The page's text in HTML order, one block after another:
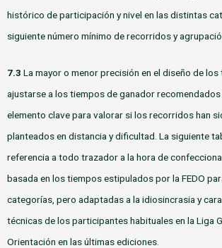
histórico de participación y nivel en las distintas
siguiente número mínimo de recorridos y
7.3 La mayor o menor precisión en el diseño de
ajustarse a los tiempos de ganador recomendados
elemento clave para valorar si los recorridos han
planteados en distancia y dificultad. La siguiente
referencia a todo trazador a la hora de
basada en los tiempos estipulados por la FEDO
categorías, pero adaptadas a la idiosincrasia y
técnicas de los participantes habituales en la Liga
Orientación en las últimas ediciones.